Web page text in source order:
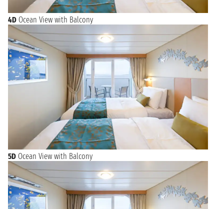
4D Ocean View with Balcony
5D Ocean View with Balcony